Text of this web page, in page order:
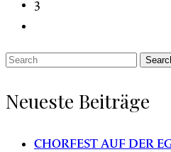
3
Search
Neueste Beiträge
CHORFEST AUF DER